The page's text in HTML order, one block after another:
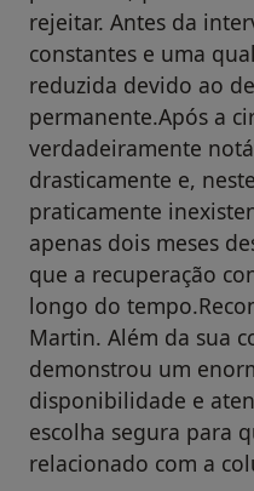
rejeitar. Antes da
constantes e uma
reduzida devido ao
permanente.Após a
verdadeiramente
drasticamente e,
praticamente
apenas dois meses
que a recuperação
longo do
Martin. Além da sua
demonstrou um
disponibilidade e
escolha segura para
relacionado com a